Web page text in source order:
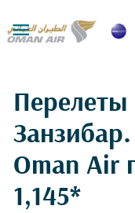

Перелеты
Oman Air
1,145*